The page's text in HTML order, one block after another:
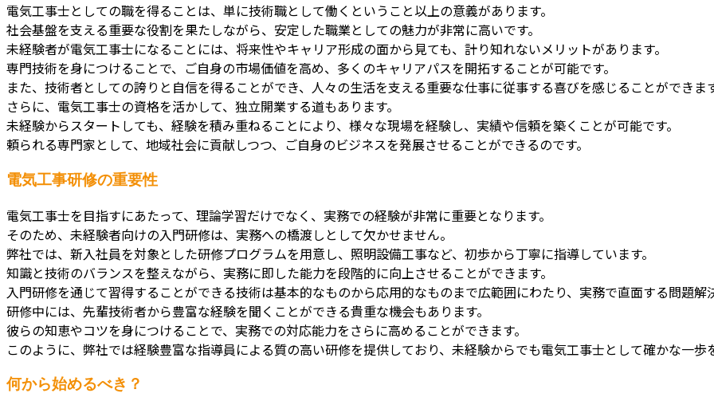
電気工事士としての職を得ることは、単に技術職として働くということ以上の意義があります。
社会基盤を支える重要な役割を果たしながら、安定した職業としての魅力が非常に高いです。
未経験者が電気工事士になることには、将来性やキャリア形成の面から見ても、計り知れないメリットがあります。
専門技術を身につけることで、ご自身の市場価値を高め、多くのキャリアパスを開拓することが可能です。
また、技術者としての誇りと自信を得ることができ、人々の生活を支える重要な仕事に従事する喜びを感じることができま
さらに、電気工事士の資格を活かして、独立開業する道もあります。
未経験からスタートしても、経験を積み重ねることにより、様々な現場を経験し、実績や信頼を築くことが可能です。
頼られる専門家として、地域社会に貢献しつつ、ご自身のビジネスを発展させることができるのです。
電気工事研修の重要性
電気工事士を目指すにあたって、理論学習だけでなく、実務での経験が非常に重要となります。
そのため、未経験者向けの入門研修は、実務への橋渡しとして欠かせません。
弊社では、新入社員を対象とした研修プログラムを用意し、照明設備工事など、初歩から丁寧に指導しています。
知識と技術のバランスを整えながら、実務に即した能力を段階的に向上させることができます。
入門研修を通じて習得することができる技術は基本的なものから応用的なものまで広範囲にわたり、実務で直面する問題
研修中には、先輩技術者から豊富な経験を聞くことができる貴重な機会もあります。
彼らの知恵やコツを身につけることで、実務での対応能力をさらに高めることができます。
このように、弊社では経験豊富な指導員による質の高い研修を提供しており、未経験からでも電気工事士として確かな一
何から始めるべき？